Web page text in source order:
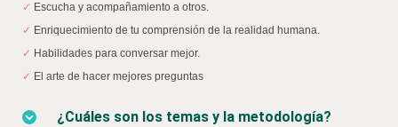
✓ Escucha y acompañamiento a otros.
✓ Enriquecimiento de tu comprensión de la realidad humana.
✓ Habilidades para conversar mejor.
✓ El arte de hacer mejores preguntas
¿Cuáles son los temas y la metodología?